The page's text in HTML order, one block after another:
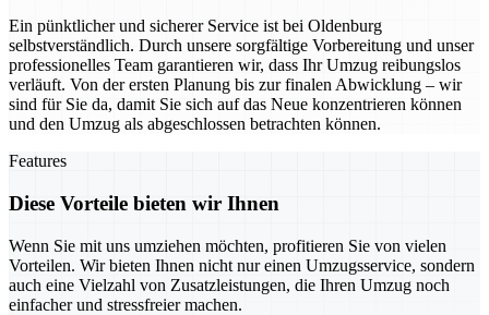
Ein pünktlicher und sicherer Service ist bei Oldenburg
selbstverständlich. Durch unsere sorgfältige Vorbereitung und unser
professionelles Team garantieren wir, dass Ihr Umzug reibungslos
verläuft. Von der ersten Planung bis zur finalen Abwicklung – wir
sind für Sie da, damit Sie sich auf das Neue konzentrieren können
und den Umzug als abgeschlossen betrachten können.
Features
Diese Vorteile bieten wir Ihnen
Wenn Sie mit uns umziehen möchten, profitieren Sie von vielen
Vorteilen. Wir bieten Ihnen nicht nur einen Umzugsservice, sondern
auch eine Vielzahl von Zusatzleistungen, die Ihren Umzug noch
einfacher und stressfreier machen.